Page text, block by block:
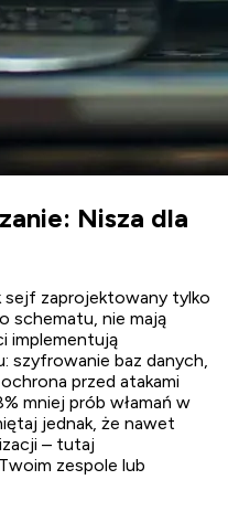
Nisza dla
sejf zaprojektowany tylko
schematu, nie mają
implementują
szyfrowanie baz danych,
przed atakami
mniej prób włamań w
jednak, że nawet
– tutaj
zespole lub